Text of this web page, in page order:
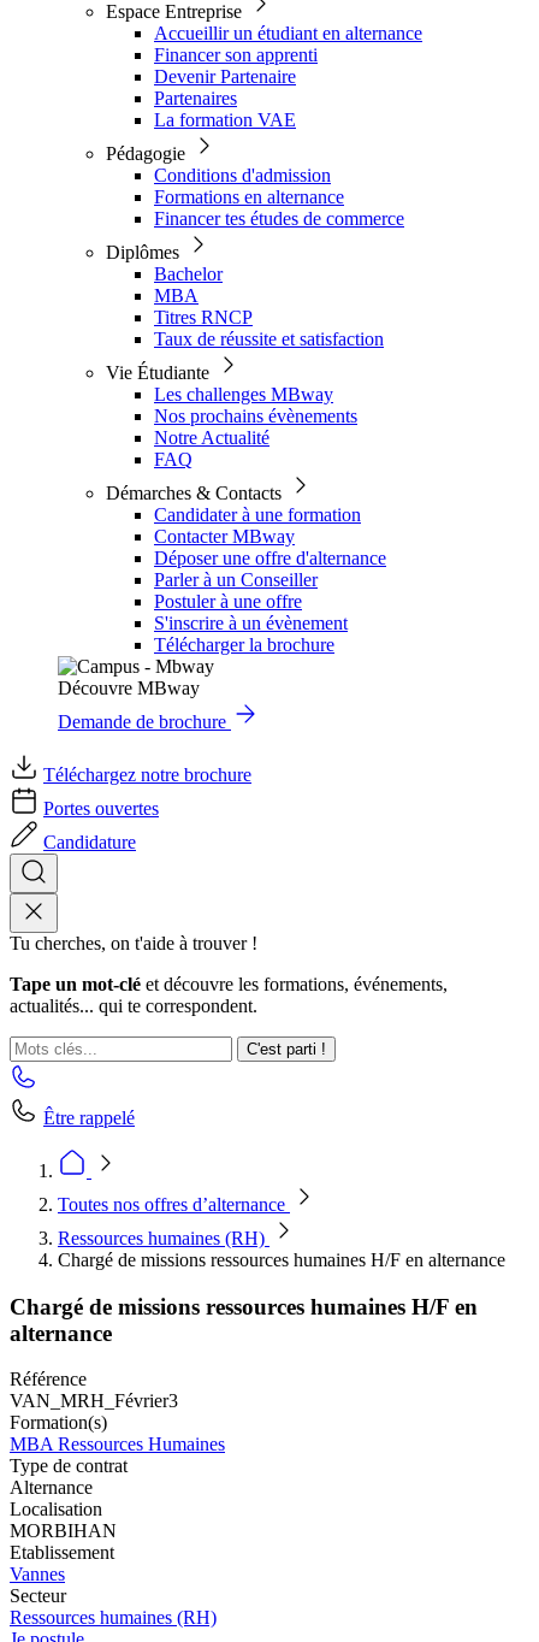
Espace Entreprise
Accueillir un étudiant en alternance
Financer son apprenti
Devenir Partenaire
Partenaires
La formation VAE
Pédagogie
Conditions d'admission
Formations en alternance
Financer tes études de commerce
Diplômes
Bachelor
MBA
Titres RNCP
Taux de réussite et satisfaction
Vie Étudiante
Les challenges MBway
Nos prochains évènements
Notre Actualité
FAQ
Démarches & Contacts
Candidater à une formation
Contacter MBway
Déposer une offre d'alternance
Parler à un Conseiller
Postuler à une offre
S'inscrire à un évènement
Télécharger la brochure
Découvre MBway
Demande de brochure
Téléchargez notre brochure
Portes ouvertes
Candidature
Tu cherches, on t'aide à trouver !
Tape un mot-clé et découvre les formations, événements,
actualités... qui te correspondent.
C'est parti !
Être rappelé
Toutes nos offres d’alternance
Ressources humaines (RH)
Chargé de missions ressources humaines H/F en alternance
Chargé de missions ressources humaines H/F en
alternance
Référence
VAN_MRH_Février3
Formation(s)
MBA Ressources Humaines
Type de contrat
Alternance
Localisation
MORBIHAN
Etablissement
Vannes
Secteur
Ressources humaines (RH)